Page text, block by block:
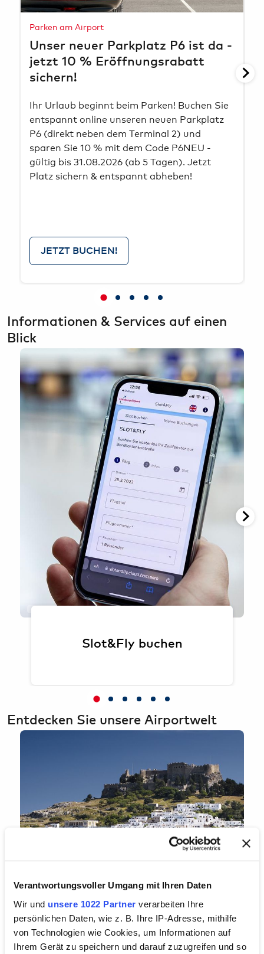
Verantwortungsvoller Umgang mit Ihren Daten
Wir und unsere 1022 Partner verarbeiten Ihre
persönlichen Daten, wie z. B. Ihre IP-Adresse, mithilfe
von Technologien wie Cookies, um Informationen auf
Ihrem Gerät zu speichern und darauf zuzugreifen und so
Unser neuer Parkplatz P6 ist da -
jetzt 10 % Eröffnungsrabatt
sichern!
Parken am Airport
Ihr Urlaub beginnt beim Parken! Buchen Sie
entspannt online unseren neuen Parkplatz
P6 (direkt neben dem Terminal 2) und
sparen Sie 10 % mit dem Code P6NEU -
gültig bis 31.08.2026 (ab 5 Tagen). Jetzt
Platz sichern & entspannt abheben!
JETZT BUCHEN!
Informationen & Services auf einen
Blick
Slot&Fly buchen
Entdecken Sie unsere Airportwelt